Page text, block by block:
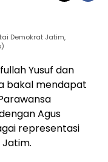
Demokrat Jatim,
Yusuf dan
bakal mendapat
Agus
representasi
Jatim.